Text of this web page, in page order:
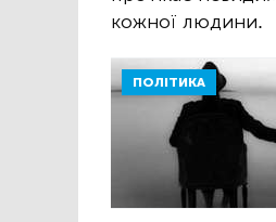
кожної людини.
ПОЛІТИКА